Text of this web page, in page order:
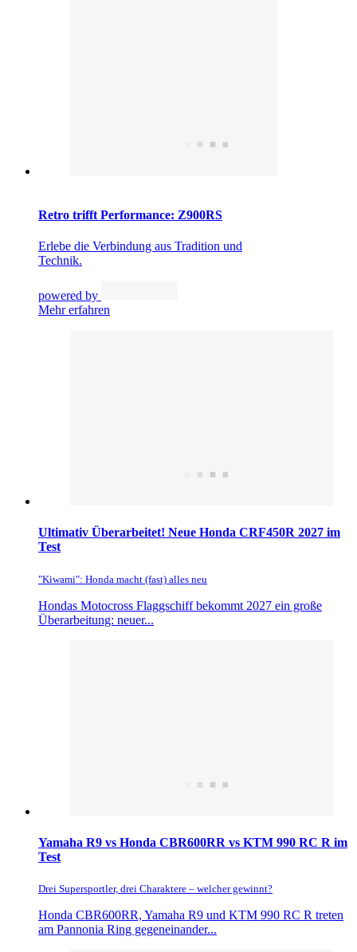
Retro trifft Performance: Z900RS
Erlebe die Verbindung aus Tradition und
Technik.
powered by
Mehr erfahren
Ultimativ Überarbeitet! Neue Honda CRF450R 2027 im
Test
"Kiwami": Honda macht (fast) alles neu
Hondas Motocross Flaggschiff bekommt 2027 ein große
Überarbeitung: neuer...
Yamaha R9 vs Honda CBR600RR vs KTM 990 RC R im
Test
Drei Supersportler, drei Charaktere – welcher gewinnt?
Honda CBR600RR, Yamaha R9 und KTM 990 RC R treten
am Pannonia Ring gegeneinander...